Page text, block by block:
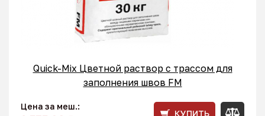
Quick-Mix Цветной раствор с трассом для
заполнения швов FM
Цена за меш.:
КУПИТЬ